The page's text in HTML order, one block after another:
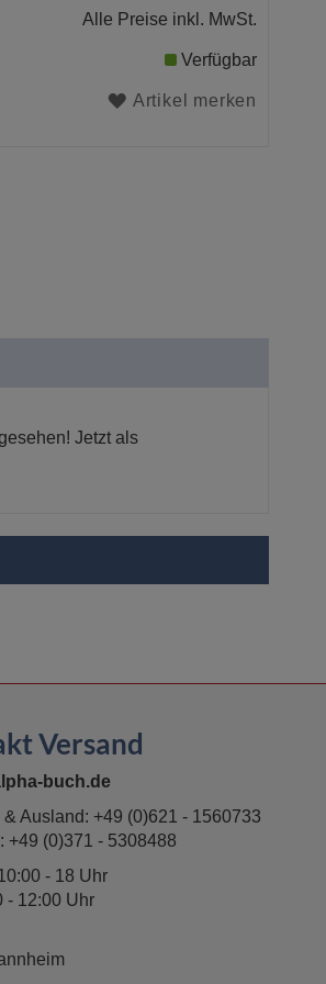
Alle Preise inkl. MwSt.
Verfügbar
Artikel merken
Jetzt als
Versand
buch.de
& Ausland: +49 (0)621 - 1560733
+49 (0)371 - 5308488
- 18 Uhr
- 12:00 Uhr